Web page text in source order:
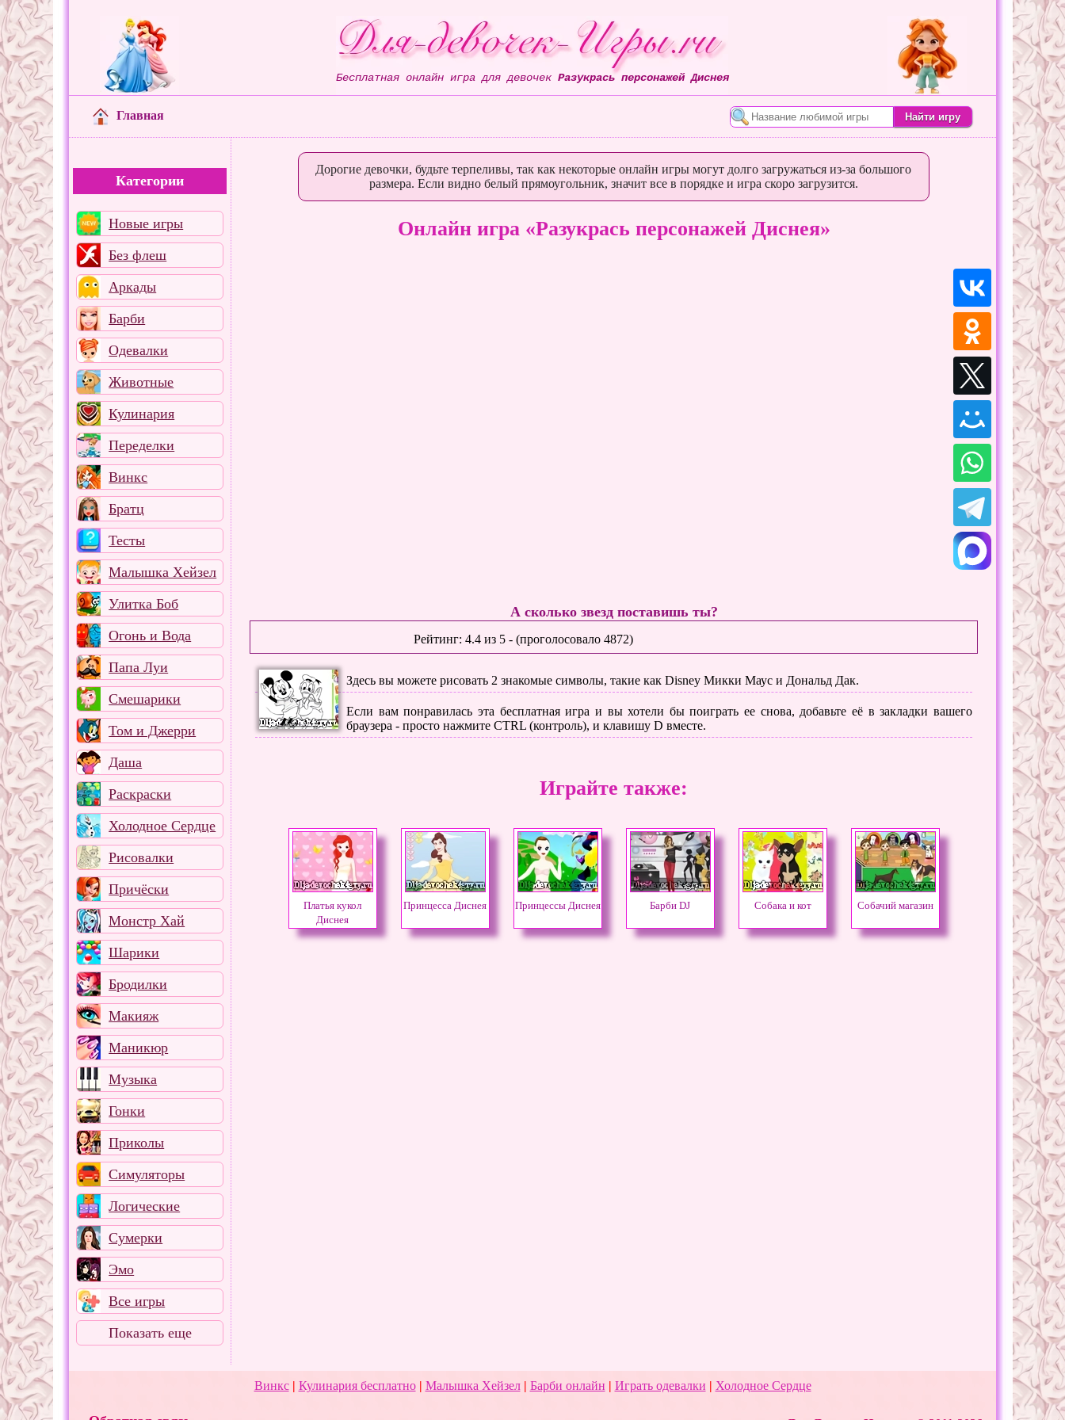
Бесплатная онлайн игра для девочек Разукрась персонажей Диснея
Главная
Категории
Новые игры
Без флеш
Аркады
Барби
Одевалки
Животные
Кулинария
Переделки
Винкс
Братц
Тесты
Малышка Хейзел
Улитка Боб
Огонь и Вода
Папа Луи
Смешарики
Том и Джерри
Даша
Раскраски
Холодное Сердце
Рисовалки
Причёски
Монстр Хай
Шарики
Бродилки
Макияж
Маникюр
Музыка
Гонки
Приколы
Симуляторы
Логические
Сумерки
Эмо
Все игры
Показать еще
Дорогие девочки, будьте терпеливы, так как некоторые онлайн игры могут долго загружаться из-за большого
размера. Если видно белый прямоугольник, значит все в порядке и игра скоро загрузится.
Онлайн игра «Разукрась персонажей Диснея»
А сколько звезд поставишь ты?
Рейтинг:4.4 из 5 - (проголосовало4872)
Здесь вы можете рисовать 2 знакомые символы, такие как Disney Микки Маус и Дональд Дак.
Если вам понравилась эта бесплатная игра и вы хотели бы поиграть ее снова, добавьте её в закладки вашего
браузера - просто нажмите CTRL (контроль), и клавишу D вместе.
Играйте также:
Платья кукол
Диснея
Принцесса Диснея Принцессы Диснея Барби DJ Собака и кот Собачий магазин
Винкс| Кулинария бесплатно| Малышка Хейзел| Барби онлайн | Играть одевалки | Холодное Сердце